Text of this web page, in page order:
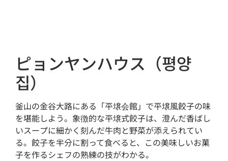
ピョンヤンハウス（평양
집）
釜山の金谷大路にある「平壌会館」で平壌風餃子の味
を堪能しよう。象徴的な平壌式餃子は、澄んだ香ばし
いスープに細かく刻んだ牛肉と野菜が添えられてい
る。餃子を半分に割って食べると、この美味しいお菓
子を作るシェフの熟練の技がわかる。